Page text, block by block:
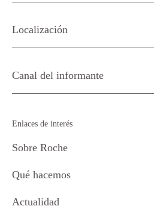
Localización
Canal del informante
Enlaces de interés
Sobre Roche
Qué hacemos
Actualidad